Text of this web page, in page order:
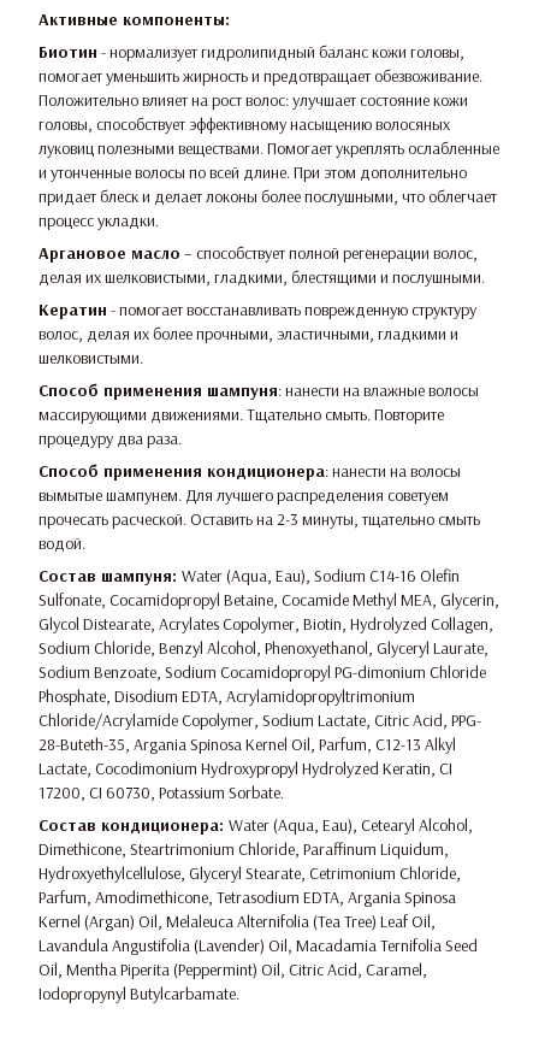
Активные компоненты:
Биотин - нормализует гидролипидный баланс кожи головы,
помогает уменьшить жирность и предотвращает обезвоживание.
Положительно влияет на рост волос: улучшает состояние кожи
головы, способствует эффективному насыщению волосяных
луковиц полезными веществами. Помогает укреплять ослабленные
и утонченные волосы по всей длине. При этом дополнительно
придает блеск и делает локоны более послушными, что облегчает
процесс укладки.
Аргановое масло – способствует полной регенерации волос,
делая их шелковистыми, гладкими, блестящими и послушными.
Кератин - помогает восстанавливать поврежденную структуру
волос, делая их более прочными, эластичными, гладкими и
шелковистыми.
Способ применения шампуня: нанести на влажные волосы
массирующими движениями. Тщательно смыть. Повторите
процедуру два раза.
Способ применения кондиционера: нанести на волосы
вымытые шампунем. Для лучшего распределения советуем
прочесать расческой. Оставить на 2-3 минуты, тщательно смыть
водой.
Состав шампуня: Water (Aqua, Eau), Sodium C14-16 Olefin
Sulfonate, Cocamidopropyl Betaine, Cocamide Methyl MEA, Glycerin,
Glycol Distearate, Acrylates Copolymer, Biotin, Hydrolyzed Collagen,
Sodium Chloride, Benzyl Alcohol, Phenoxyethanol, Glyceryl Laurate,
Sodium Benzoate, Sodium Cocamidopropyl PG-dimonium Chloride
Phosphate, Disodium EDTA, Acrylamidopropyltrimonium
Chloride/Acrylamide Copolymer, Sodium Lactate, Citric Acid, PPG-
28-Buteth-35, Argania Spinosa Kernel Oil, Parfum, C12-13 Alkyl
Lactate, Cocodimonium Hydroxypropyl Hydrolyzed Keratin, CI
17200, CI 60730, Potassium Sorbate.
Состав кондиционера: Water (Aqua, Eau), Cetearyl Alcohol,
Dimethicone, Steartrimonium Chloride, Paraffinum Liquidum,
Hydroxyethylcellulose, Glyceryl Stearate, Cetrimonium Chloride,
Parfum, Amodimethicone, Tetrasodium EDTA, Argania Spinosa
Kernel (Argan) Oil, Melaleuca Alternifolia (Tea Tree) Leaf Oil,
Lavandula Angustifolia (Lavender) Oil, Macadamia Ternifolia Seed
Oil, Mentha Piperita (Peppermint) Oil, Citric Acid, Caramel,
Iodopropynyl Butylcarbamate.